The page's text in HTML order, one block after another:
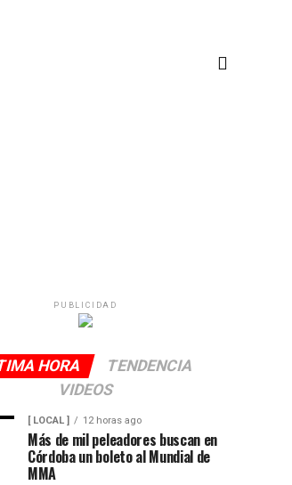
PUBLICIDAD
HORA
TENDENCIA
VIDEOS
[ LOCAL ] 12 horas ago
Más de mil peleadores buscan en
Córdoba un boleto al Mundial de
MMA